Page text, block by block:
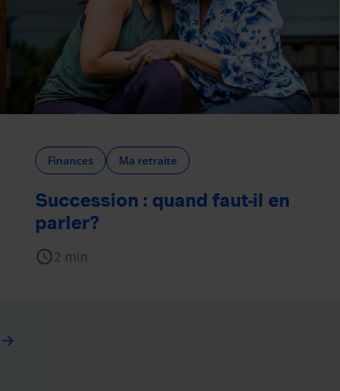
Finances Ma retraite
Succession : quand faut-il en
parler?
schedule2 min
arrow_forward